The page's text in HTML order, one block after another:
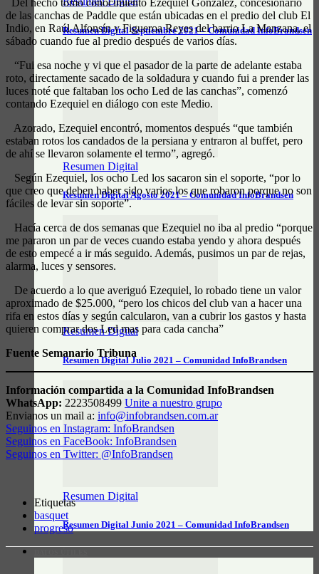
Resumen Digital Septiembre 2021 – Comunidad InfoBrandsen
Resumen Digital
Resumen Digital Agosto 2021 – Comunidad InfoBrandsen
Resumen Digital
Resumen Digital Julio 2021 – Comunidad InfoBrandsen
Resumen Digital
Resumen Digital Junio 2021 – Comunidad InfoBrandsen
de las canchas de Paddle que están ubicadas en el predio del club El
Indio, en Raúl Alfonsín y Figueroa Reyes del barrio La Manzana, el
sábado cuando fue al predio después de varios días.
“Fui esa noche y vi que el pasador de la parte de adelante estaba
roto, directamente sacado de la soldadura y cuando fui a prender las
luces noté que faltaban los ocho Led de las canchas”, comenzó
contando Ezequiel en diálogo con este Medio.
Azorado, Ezequiel encontró, momentos después “que también
estaban rotos los candados de la persiana y entraron al buffet, pero
de ahí se llevaron solamente el termo”, agregó.
Según Ezequiel, los ocho Led los sacaron sin el soporte, “por lo
que creo que deben haber sido varios los que robaron porque no son
fáciles de levar sin soporte”.
Hacía cerca de dos semanas que Ezequiel no iba al predio “porque
me pararon un par de veces cuando estaba yendo y ahora después
de esto empecé a ir más seguido. Además, pusimos un par de rejas,
alarma, luces y sensores.
De acuerdo a lo que averiguó Ezequiel, lo robado tiene un valor
aproximado de $25.000, “pero los chicos del club van a hacer una
rifa en estos días y según calcularon, van a cubrir los gastos y hasta
quieren comprar dos Led mas para cada cancha”
Fuente Semanario Tribuna
Información compartida a la Comunidad InfoBrandsen
WhatsApp: 2223508499 Unite a nuestro grupo
Envianos un mail a: info@infobrandsen.com.ar
Seguinos en Instagram: InfoBrandsen
Seguinos en FaceBook: InfoBrandsen
Seguinos en Twitter: @InfoBrandsen
Etiquetas
basquet
progreso